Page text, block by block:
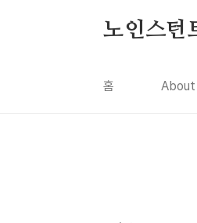
노인스
홈 About